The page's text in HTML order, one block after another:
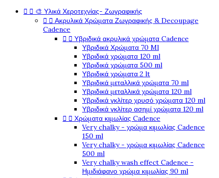
  🎨 Υλικά Χεροτεχνίας- Ζωγραφικής
  Ακρυλικά Χρώματα Ζωγραφικής & Decoupage
Cadence
  Υβριδικά ακρυλικά χρώματα Cadence
Υβριδικά Χρώματα 70 Ml
Υβριδικά χρώματα 120 ml
Υβριδικά χρώματα 500 ml
Υβριδικά χρώματα 2 lt
Υβριδικά μεταλλικά χρώματα 70 ml
Υβριδικά μεταλλικά χρώματα 120 ml
Υβριδικά γκλίτερ χρυσό χρώματα 120 ml
Υβριδικά γκλίτερ ασημί χρώματα 120 ml
  Χρώματα κιμωλίας Cadence
Very chalky - χρώμα κιμωλίας Cadence
150 ml
Very chalky - χρώμα κιμωλίας Cadence
500 ml
Very chalky wash effect Cadence -
Ημιδιάφανο χρώμα κιμωλίας 90 ml